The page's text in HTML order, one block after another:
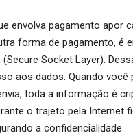
envolva pagamento apor
forma de pagamento, é
Socket Layer).
aos dados. Quando você
toda a informação é
o trajeto pela Internet
a confidencialidade.